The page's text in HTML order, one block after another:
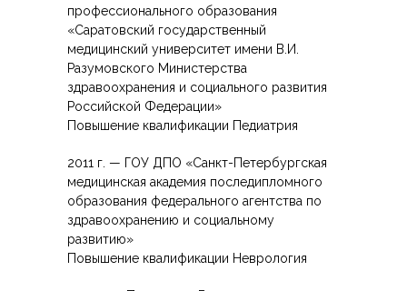
-- Логопеды - Дефектологи
---- Логопед Алейник О.В.
---- Логопед Бурмистрова Е.Д.
---- Логопед Гришина С. А.
---- Учитель Горбачева О.В.
-- Реабилитация
---- ЛФК Храмов В.В.
профессионального образования
«Саратовский государственный
медицинский университет имени В.И.
Разумовского Министерства
здравоохранения и социального развития
Российской Федерации»
Повышение квалификации Педиатрия
2011 г. — ГОУ ДПО «Санкт-Петербургская
медицинская академия последипломного
образования федерального агентства по
здравоохранению и социальному
развитию»
Повышение квалификации Неврология